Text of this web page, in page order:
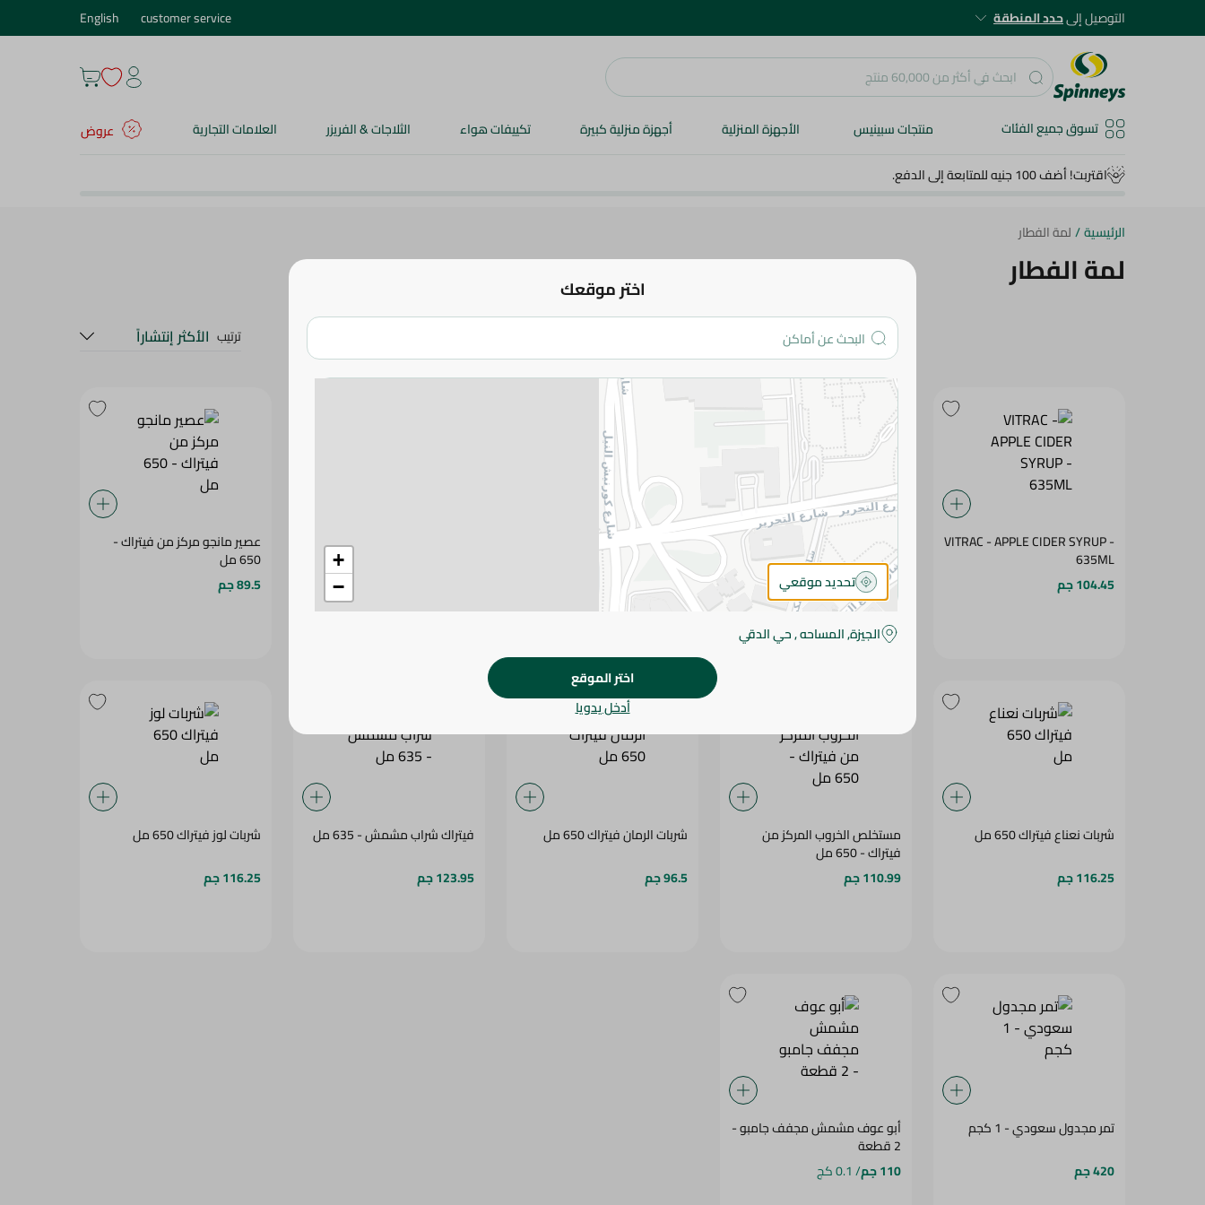
التوصيل إلىحدد المنطقة customer service
English
تسوق جميع الفئات منتجات سبينيس الأجهزة المنزلية أجهزة منزلية كبيرة تكييفات هواء الثلاجات & الفريزر العلامات التجارية
عروض
اقتربت! أضف 100 جنيه للمتابعة إلى الدفع.
الرئيسية/لمة الفطار
لمة الفطار
ترتيب الأكثر إنتشاراً
VITRAC - APPLE CIDER SYRUP -
635ML
104.45 جم
عصير تمر هندي من فيتراك - 650
مل
110.99 جم
مل
93.5 جم
عصير مانجو مركز من فيتراك -
650 مل
89.5 جم
شربات نعناع فيتراك 650 مل
116.25 جم
مستخلص الخروب المركز من
فيتراك - 650 مل
110.99 جم
شربات الرمان فيتراك 650 مل
96.5 جم
فيتراك شراب مشمش - 635 مل
123.95 جم
شربات لوز فيتراك 650 مل
116.25 جم
تمر مجدول سعودي - 1 كجم
420 جم
أبو عوف مشمش مجفف جامبو -
2 قطعة
110 جم
/ 0.1 كج
اختر موقعك
+
−
تحديد موقعي
الجيزة, المساحه , حي الدقي
اختر الموقع
أدخل يدويا